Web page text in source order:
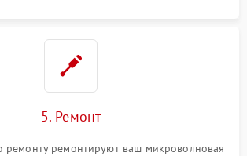
5. Ремонт
ремонту ремонтируют ваш микроволновая